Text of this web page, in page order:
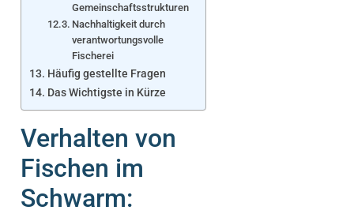
Gemeinschaftsstrukturen
Nachhaltigkeit durch
verantwortungsvolle
Fischerei
Häufig gestellte Fragen
Das Wichtigste in Kürze
Verhalten von
Fischen im
Schwarm: